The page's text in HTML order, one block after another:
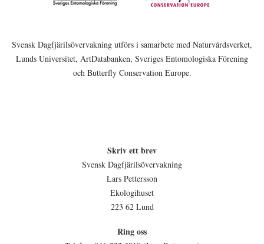
Svensk Dagfjärilsövervakning utförs i samarbete med Naturvårdsverket,
Lunds Universitet, ArtDatabanken, Sveriges Entomologiska Förening
och Butterfly Conservation Europe.
Skriv ett brev
Svensk Dagfjärilsövervakning
Lars Pettersson
Ekologihuset
223 62 Lund
Ring oss